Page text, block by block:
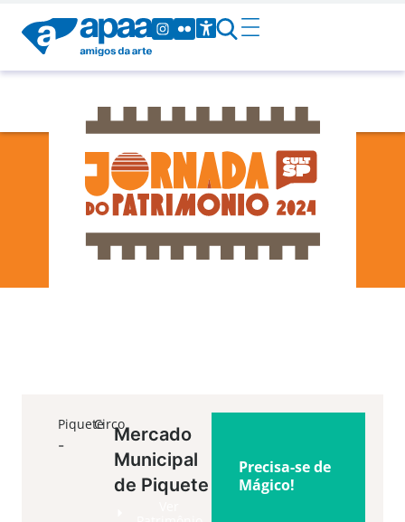
Piquete
Piquete
-
CircoMercado
Municipal
de Piquete
Precisa-se de
Mágico!